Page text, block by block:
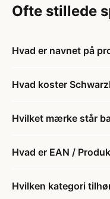
Ofte stillede
Hvad er navnet på
Hvad koster
Hvilket mærke står
Hvad er EAN /
Hvilken kategori